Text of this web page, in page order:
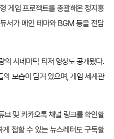
게임 프로젝트를 총괄해온 정지홍
서가 메인 테마와 BGM 등을 전담
의 시네마틱 티저 영상도 공개됐다.
모습이 담겨 있으며, 게임 세계관
브 및 카카오톡 채널 링크를 확인할
접할 수 있는 뉴스레터도 구독할